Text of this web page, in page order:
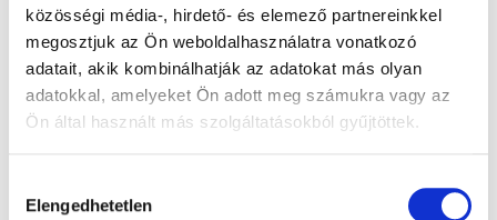
közösségi média-, hirdető- és elemező partnereinkkel
megosztjuk az Ön weboldalhasználatra vonatkozó
adatait, akik kombinálhatják az adatokat más olyan
adatokkal, amelyeket Ön adott meg számukra vagy az
Ön által használt más szolgáltatásokból gyűjtöttek.
kiválasztása
Elengedhetetlen
The new documents, which will take effect as of 13
October 2022, have been published on document
repository